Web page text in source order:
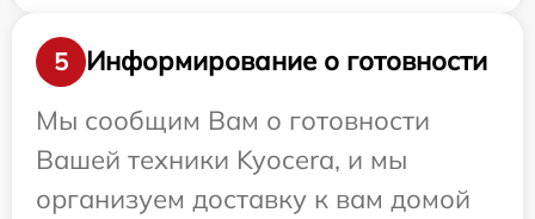
5
Информирование о готовности
Мы сообщим Вам о готовности
Вашей техники Kyocera, и мы
организуем доставку к вам домой